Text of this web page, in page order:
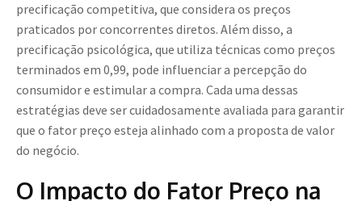
precificação competitiva, que considera os preços
praticados por concorrentes diretos. Além disso, a
precificação psicológica, que utiliza técnicas como preços
terminados em 0,99, pode influenciar a percepção do
consumidor e estimular a compra. Cada uma dessas
estratégias deve ser cuidadosamente avaliada para garantir
que o fator preço esteja alinhado com a proposta de valor
do negócio.
O Impacto do Fator Preço na